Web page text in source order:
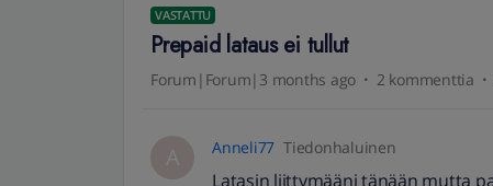
VASTATTU
Prepaid lataus ei tullut
Forum|Forum|3 months ago 2 kommenttia
A Anneli77 Tiedonhaluinen
Latasin liittymääni tänään mutta